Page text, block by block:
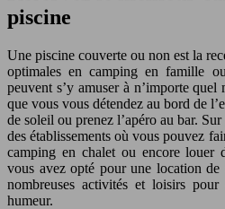
piscine
Une piscine couverte ou non est la
optimales en camping en famille
peuvent s’y amuser à n’importe
que vous vous détendez au bord de
de soleil ou prenez l’apéro au bar. Sur
des établissements où vous pouvez
camping en chalet ou encore louer
vous avez opté pour une location
nombreuses activités et loisirs
humeur.